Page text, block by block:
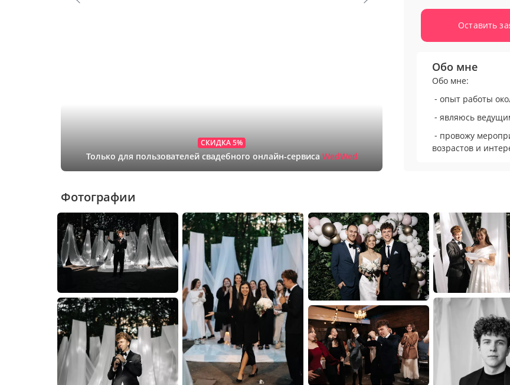
СКИДКА 5%
Только для пользователей свадебного онлайн-сервиса WedWed
Оставить
Обо мне
Обо мне:
⁃ опыт работы
⁃ являюсь
⁃ провожу
возрастов и
⁃ рекомендации
⁃
вашей историей,
⁃ вы точно не
⁃ подберем
⁃ качественный
мероприятии
⁃ стильный
Фотографии